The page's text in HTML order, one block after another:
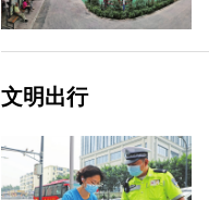
文明出行